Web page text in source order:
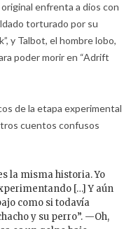
enfrenta a dios con
torturado por su
y Talbot, el hombre lobo,
poder morir en “Adrift
de la etapa experimental
cuentos confusos
la misma historia. Yo
[…] Y aún
como si todavía
y su perro”. —Oh,